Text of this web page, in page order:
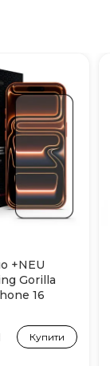
+NEU
Gorilla
16
(Black)
Купити